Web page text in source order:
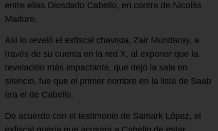
entre ellas Diosdado Cabello, en contra de Nicolás
Maduro.
Así lo reveló el exfiscal chavista, Zair Mundaray, a
través de su cuenta en la red X, al exponer que la
revelación más impactante, que dejó la sala en
silencio, fue que el primer nombre en la lista de Saab
era el de Cabello.
De acuerdo con el testimonio de Samark López, el